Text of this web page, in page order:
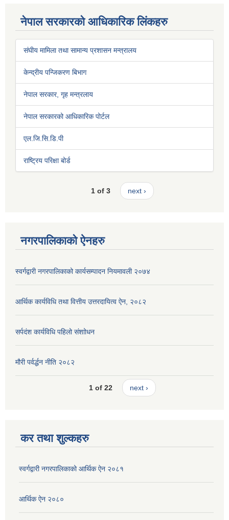
नेपाल सरकारको आधिकारिक लिंकहरु
संघीय मामिला तथा सामान्य प्रशासन मन्त्रालय
केन्द्रीय पन्जिकरण बिभाग
नेपाल सरकार, गृह मन्त्रलाय
नेपाल सरकारको आधिकारिक पोर्टल
एल.जि.सि.डि.पी
राष्ट्रिय परिक्षा बोर्ड
1 of 3 next ›
नगरपालिकाको ऐनहरु
स्वर्गद्वारी नगरपालिकाको कार्यसम्पादन नियमावली २०७४
आर्थिक कार्यविधि तथा वित्तीय उत्तरदायित्व ऐन, २०८२
सर्पदंश कार्यविधि पहिलो संशाोधन
मौरी पर्वर्द्धन नीति २०८२
1 of 22 next ›
कर तथा शुल्कहरु
स्वर्गद्वारी नगरपालिकाको आर्थिक ऐन २०८१
आर्थिक ऐन २०८०